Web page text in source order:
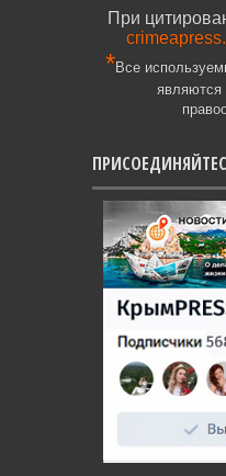
При
*Все
являются